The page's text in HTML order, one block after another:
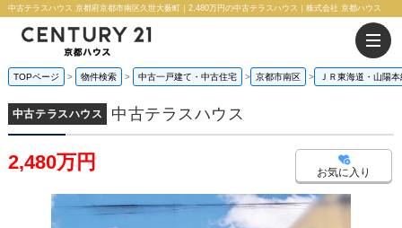
中古テラスハウス 京都府京都市南区久世大薮町｜2,480万円の中古テラスハウス｜株式会社 京都ハウス
TOPページ 物件検索 中古一戸建て・中古住宅 京都市南区 ＪＲ東海道・山陽本
中古テラスハウス 中古テラスハウス
2,480万円 お気に入り